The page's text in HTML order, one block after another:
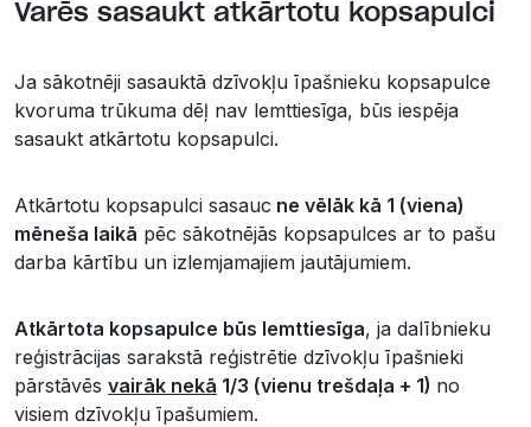
Varēs sasaukt atkārtotu kopsapulci
Ja sākotnēji sasauktā dzīvokļu īpašnieku kopsapulce
kvoruma trūkuma dēļ nav lemttiesīga, būs iespēja
sasaukt atkārtotu kopsapulci.
Atkārtotu kopsapulci sasauc ne vēlāk kā 1 (viena)
mēneša laikā pēc sākotnējās kopsapulces ar to pašu
darba kārtību un izlemjamajiem jautājumiem.
Atkārtota kopsapulce būs lemttiesīga, ja dalībnieku
reģistrācijas sarakstā reģistrētie dzīvokļu īpašnieki
pārstāvēs vairāk nekā 1/3 (vienu trešdaļa + 1) no
visiem dzīvokļu īpašumiem.